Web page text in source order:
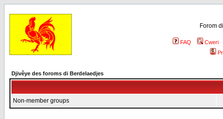
Forom
FAQ
Cweri
Djivêye des foroms di Berdelaedjes
Non-member groups